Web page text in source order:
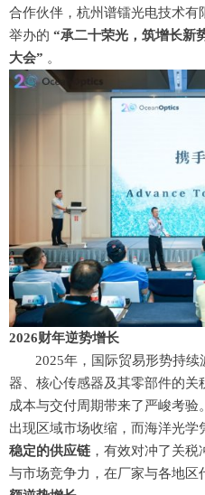
合作伙伴，杭州谱镭光电技术
举办的 “承二十荣光，筑增长
大会” 。
2026财年逆势增长
2025年，国际贸易形势持
器、核心传感器及其零部件的
成本与交付周期带来了严峻考
出现区域市场收缩，而海洋光学
稳定的供应链 ，有效对冲了关
与市场竞争力 ，在厂家与各地区